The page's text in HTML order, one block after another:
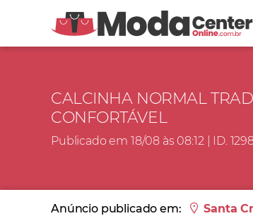
CALCINHA NORMAL
CONFORTÁVEL
Publicado em 18/08 às 08:12 | ID.
Anúncio publicado em: Santa